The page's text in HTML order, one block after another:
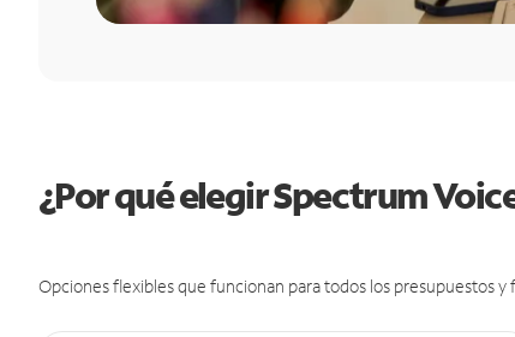
¿Por qué elegir Spectrum
Opciones flexibles que funcionan para todos los presupuestos y